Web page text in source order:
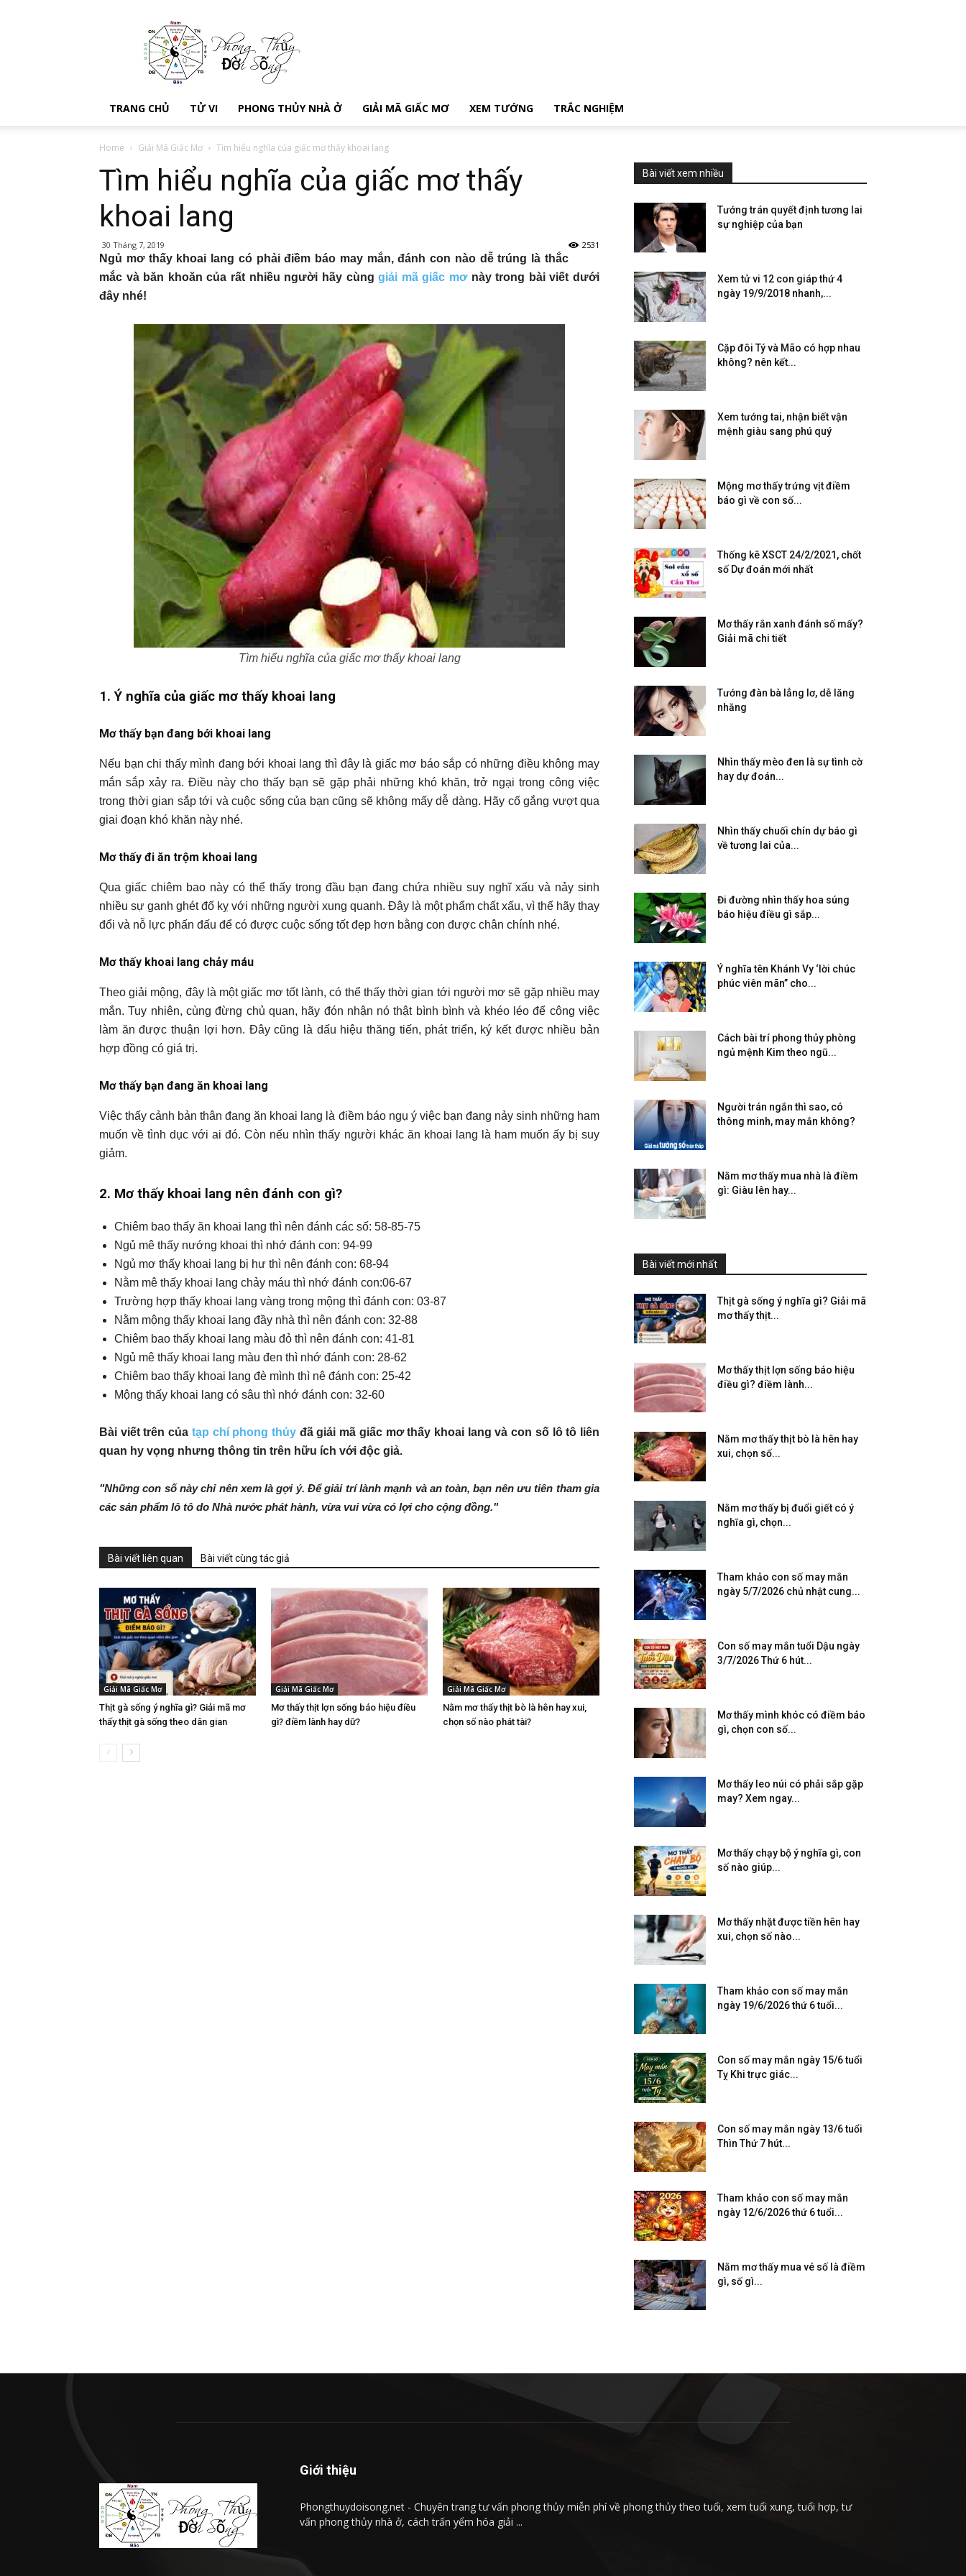
Kien
thuc
phong
thuy
Xem
đời
TRANG CHỦ TỬ VI PHONG THỦY NHÀ Ở GIẢI MÃ GIẤC MƠ XEM TƯỚNG TRẮC NGHIỆM
Home Giải Mã Giấc Mơ Tìm hiểu nghĩa của giấc mơ thấy khoai lang
Tìm hiểu nghĩa của giấc mơ thấy
khoai lang
30 Tháng 7, 2019 2531
Ngủ mơ thấy khoai lang có phải điềm báo may mắn, đánh con nào dễ trúng là thắc
mắc và băn khoăn của rất nhiều người hãy cùnggiải mã giấc mơnày trong bài viết dưới
đây nhé!
Tìm hiểu nghĩa của giấc mơ thấy khoai lang
1. Ý nghĩa của giấc mơ thấy khoai lang
Mơ thấy bạn đang bới khoai lang
Nếu bạn chi thấy mình đang bới khoai lang thì đây là giấc mơ báo sắp có những điều không may
mắn sắp xảy ra. Điều này cho thấy bạn sẽ gặp phải những khó khăn, trở ngại trong công việc
trong thời gian sắp tới và cuộc sống của bạn cũng sẽ không mấy dễ dàng. Hãy cố gắng vượt qua
giai đoạn khó khăn này nhé.
Mơ thấy đi ăn trộm khoai lang
Qua giấc chiêm bao này có thể thấy trong đầu bạn đang chứa nhiều suy nghĩ xấu và nảy sinh
nhiều sự ganh ghét đố kỵ với những người xung quanh. Đây là một phẩm chất xấu, vì thế hãy thay
đổi và nỗ lực phấn đấu để có được cuộc sống tốt đẹp hơn bằng con được chân chính nhé.
Mơ thấy khoai lang chảy máu
Theo giải mộng, đây là một giấc mơ tốt lành, có thể thấy thời gian tới người mơ sẽ gặp nhiều may
mắn. Tuy nhiên, cùng đừng chủ quan, hãy đón nhận nó thật bình bình và khéo léo để công việc
làm ăn được thuận lợi hơn. Đây cũng là dấu hiệu thăng tiến, phát triển, ký kết được nhiều bản
hợp đồng có giá trị.
Mơ thấy bạn đang ăn khoai lang
Việc thấy cảnh bản thân đang ăn khoai lang là điềm báo ngụ ý việc bạn đang nảy sinh những ham
muốn về tình dục với ai đó. Còn nếu nhìn thấy người khác ăn khoai lang là ham muốn ấy bị suy
giảm.
2. Mơ thấy khoai lang nên đánh con gì?
Chiêm bao thấy ăn khoai lang thì nên đánh các số: 58-85-75
Ngủ mê thấy nướng khoai thì nhớ đánh con: 94-99
Ngủ mơ thấy khoai lang bị hư thì nên đánh con: 68-94
Nằm mê thấy khoai lang chảy máu thì nhớ đánh con:06-67
Trường hợp thấy khoai lang vàng trong mộng thì đánh con: 03-87
Nằm mộng thấy khoai lang đầy nhà thì nên đánh con: 32-88
Chiêm bao thấy khoai lang màu đỏ thì nên đánh con: 41-81
Ngủ mê thấy khoai lang màu đen thì nhớ đánh con: 28-62
Chiêm bao thấy khoai lang đè mình thì nê đánh con: 25-42
Mộng thấy khoai lang có sâu thì nhớ đánh con: 32-60
Bài viết trên của tạp chí phong thủy đã giải mã giấc mơ thấy khoai lang và con số lô tô liên
quan hy vọng nhưng thông tin trên hữu ích với độc giả.
"Những con số này chỉ nên xem là gợi ý. Để giải trí lành mạnh và an toàn, bạn nên ưu tiên tham gia
các sản phẩm lô tô do Nhà nước phát hành, vừa vui vừa có lợi cho cộng đồng."
Bài viết liên quan Bài viết cùng tác giả
Giải Mã Giấc Mơ
Thịt gà sống ý nghĩa gì? Giải mã mơ
thấy thịt gà sống theo dân gian
Giải Mã Giấc Mơ
Mơ thấy thịt lợn sống báo hiệu điều
gì? điềm lành hay dữ?
Giải Mã Giấc Mơ
Nằm mơ thấy thịt bò là hên hay xui,
chọn số nào phát tài?
Bài viết xem nhiều
Tướng trán quyết định tương lai
sự nghiệp của bạn
Xem tử vi 12 con giáp thứ 4
ngày 19/9/2018 nhanh,...
Cặp đôi Tý và Mão có hợp nhau
không? nên kết...
Xem tướng tai, nhận biết vận
mệnh giàu sang phú quý
Mộng mơ thấy trứng vịt điềm
báo gì về con số...
Thống kê XSCT 24/2/2021, chốt
số Dự đoán mới nhất
Mơ thấy rắn xanh đánh số mấy?
Giải mã chi tiết
Tướng đàn bà lẳng lơ, dễ lăng
nhăng
Nhìn thấy mèo đen là sự tình cờ
hay dự đoán...
Nhìn thấy chuối chín dự báo gì
về tương lai của...
Đi đường nhìn thấy hoa súng
báo hiệu điều gì sắp...
Ý nghĩa tên Khánh Vy ‘lời chúc
phúc viên mãn” cho...
Cách bài trí phong thủy phòng
ngủ mệnh Kim theo ngũ...
Người trán ngắn thì sao, có
thông minh, may mắn không?
Nằm mơ thấy mua nhà là điềm
gì: Giàu lên hay...
Bài viết mới nhất
Thịt gà sống ý nghĩa gì? Giải mã
mơ thấy thịt...
Mơ thấy thịt lợn sống báo hiệu
điều gì? điềm lành...
Nằm mơ thấy thịt bò là hên hay
xui, chọn số...
Nằm mơ thấy bị đuổi giết có ý
nghĩa gì, chọn...
Tham khảo con số may mắn
ngày 5/7/2026 chủ nhật cung...
Con số may mắn tuổi Dậu ngày
3/7/2026 Thứ 6 hút...
Mơ thấy mình khóc có điềm báo
gì, chọn con số...
Mơ thấy leo núi có phải sắp gặp
may? Xem ngay...
Mơ thấy chạy bộ ý nghĩa gì, con
số nào giúp...
Mơ thấy nhặt được tiền hên hay
xui, chọn số nào...
Tham khảo con số may mắn
ngày 19/6/2026 thứ 6 tuổi...
Con số may mắn ngày 15/6 tuổi
Tỵ Khi trực giác...
Con số may mắn ngày 13/6 tuổi
Thìn Thứ 7 hút...
Tham khảo con số may mắn
ngày 12/6/2026 thứ 6 tuổi...
Nằm mơ thấy mua vé số là điềm
gì, số gì...
Giới thiệu
Phongthuydoisong.net - Chuyên trang tư vấn phong thủy miễn phí về phong thủy theo tuổi, xem tuổi xung, tuổi hợp, tư
vấn phong thủy nhà ở, cách trấn yểm hóa giải ...